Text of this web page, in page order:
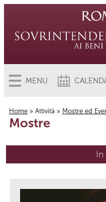
MENU
Tu sei qui
Home » Attività » Mostre ed
Mostre